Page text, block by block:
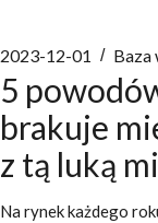
2023-12-01 Baza
5
brakuje
z tą luką
Na rynek każdego